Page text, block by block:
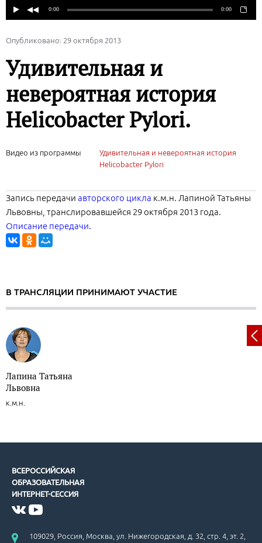
Опубликовано: 29 октября 2013
Удивительная и
невероятная история
Helicobacter Pylori.
Видео из программы
Удивительная и невероятная история
Helicobacter Pylori
Запись передачи авторского цикла к.м.н. Лапиной Татьяны
Львовны, транслировавшейся 29 октября 2013 года.
Описание передачи.
В ТРАНСЛЯЦИИ ПРИНИМАЮТ УЧАСТИЕ
Лапина Татьяна
Львовна
к.м.н.
ВСЕРОССИЙСКАЯ
ОБРАЗОВАТЕЛЬНАЯ
ИНТЕРНЕТ-СЕССИЯ
109029, Россия, Москва, ул. Нижегородская, д. 32, стр. 4, эт. 2,